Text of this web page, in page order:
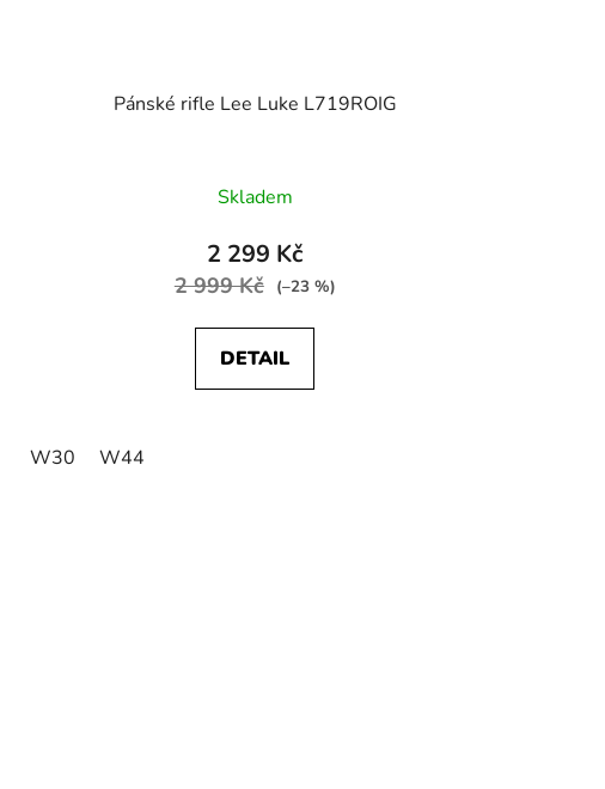
Pánské rifle Lee Luke L719ROIG
Skladem
2 299 Kč
2 999 Kč (–23 %)
DETAIL
W30 W44